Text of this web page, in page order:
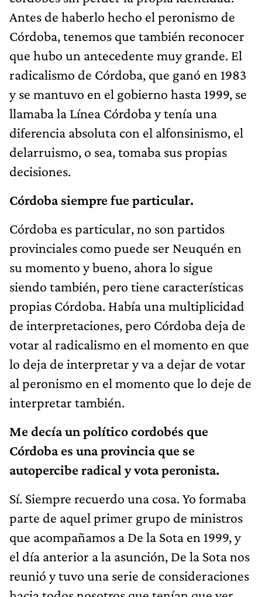
Antes de haberlo hecho el peronismo de
Córdoba, tenemos que también reconocer
que hubo un antecedente muy grande. El
radicalismo de Córdoba, que ganó en 1983
y se mantuvo en el gobierno hasta 1999, se
llamaba la Línea Córdoba y tenía una
diferencia absoluta con el alfonsinismo, el
delarruismo, o sea, tomaba sus propias
decisiones.
Córdoba siempre fue particular.
Córdoba es particular, no son partidos
provinciales como puede ser Neuquén en
su momento y bueno, ahora lo sigue
siendo también, pero tiene características
propias Córdoba. Había una multiplicidad
de interpretaciones, pero Córdoba deja de
votar al radicalismo en el momento en que
lo deja de interpretar y va a dejar de votar
al peronismo en el momento que lo deje de
interpretar también.
Me decía un político cordobés que
Córdoba es una provincia que se
autopercibe radical y vota peronista.
Sí. Siempre recuerdo una cosa. Yo formaba
parte de aquel primer grupo de ministros
que acompañamos a De la Sota en 1999, y
el día anterior a la asunción, De la Sota nos
reunió y tuvo una serie de consideraciones